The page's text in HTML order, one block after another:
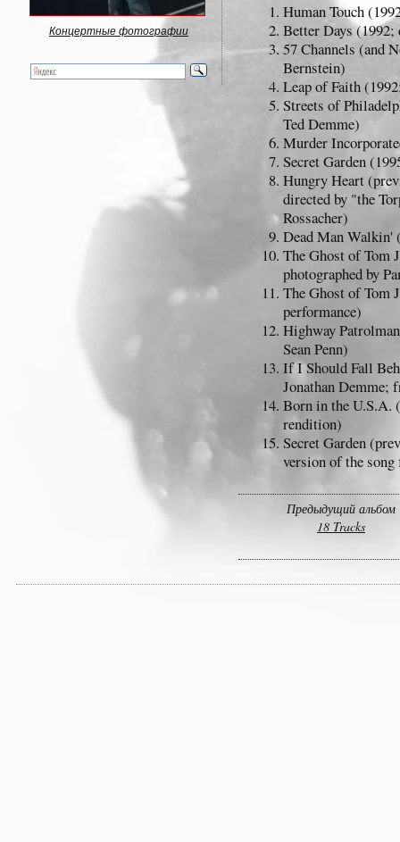
Концертные фотографии
Human Touch
Better Days
57 Channels (and
Bernstein)
Leap of Faith
Streets of
Ted Demme)
Murder
Secret Garden
Hungry Heart
directed by "the
Rossacher)
Dead Man Walkin'
The Ghost of Tom
photographed by
The Ghost of Tom
performance)
Highway
Sean Penn)
If I Should Fall
Jonathan Demme;
Born in the U.S.A.
rendition)
Secret Garden
version of the
Предыдущий альбом
18 Tracks